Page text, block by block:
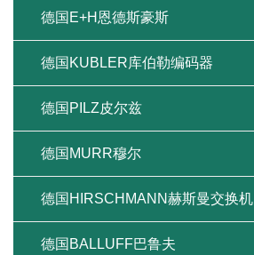
德国E+H恩德斯豪斯
德国KUBLER库伯勒编码器
德国PILZ皮尔兹
德国MURR穆尔
德国HIRSCHMANN赫斯曼交换机
德国BALLUFF巴鲁夫